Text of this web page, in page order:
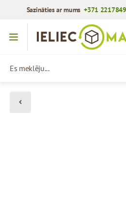
Sazināties ar mums+371
Iet uz saturu